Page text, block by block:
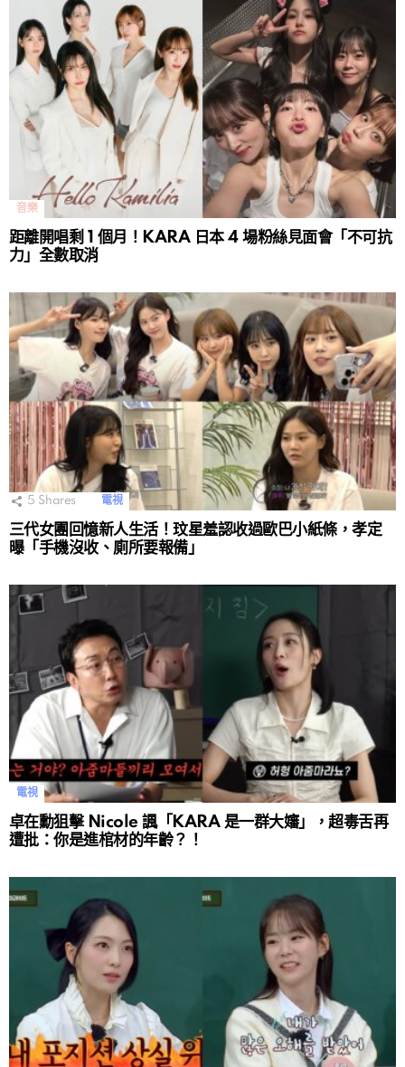
音樂
距離開唱剩 1 個月！KARA 日本 4 場粉絲見面會「不可抗
力」全數取消
5 Shares 電視
三代女團回憶新人生活！玟星羞認收過歐巴小紙條，孝定
曝「手機沒收、廁所要報備」
電視
卓在勳狙擊 Nicole 諷「KARA 是一群大嬸」，超毒舌再
遭批：你是進棺材的年齡？！